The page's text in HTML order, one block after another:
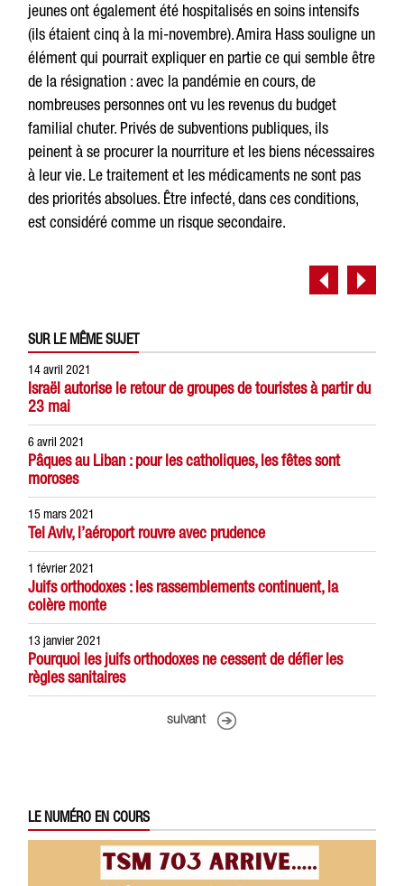
jeunes ont également été hospitalisés en soins intensifs
(ils étaient cinq à la mi-novembre). Amira Hass souligne un
élément qui pourrait expliquer en partie ce qui semble être
de la résignation : avec la pandémie en cours, de
nombreuses personnes ont vu les revenus du budget
familial chuter. Privés de subventions publiques, ils
peinent à se procurer la nourriture et les biens nécessaires
à leur vie. Le traitement et les médicaments ne sont pas
des priorités absolues. Être infecté, dans ces conditions,
est considéré comme un risque secondaire.
SUR LE MÊME SUJET
14 avril 2021
Israël autorise le retour de groupes de touristes à partir du
23 mai
6 avril 2021
Pâques au Liban : pour les catholiques, les fêtes sont
moroses
15 mars 2021
Tel Aviv, l’aéroport rouvre avec prudence
1 février 2021
Juifs orthodoxes : les rassemblements continuent, la
colère monte
13 janvier 2021
Pourquoi les juifs orthodoxes ne cessent de défier les
règles sanitaires
suivant
LE NUMÉRO EN COURS